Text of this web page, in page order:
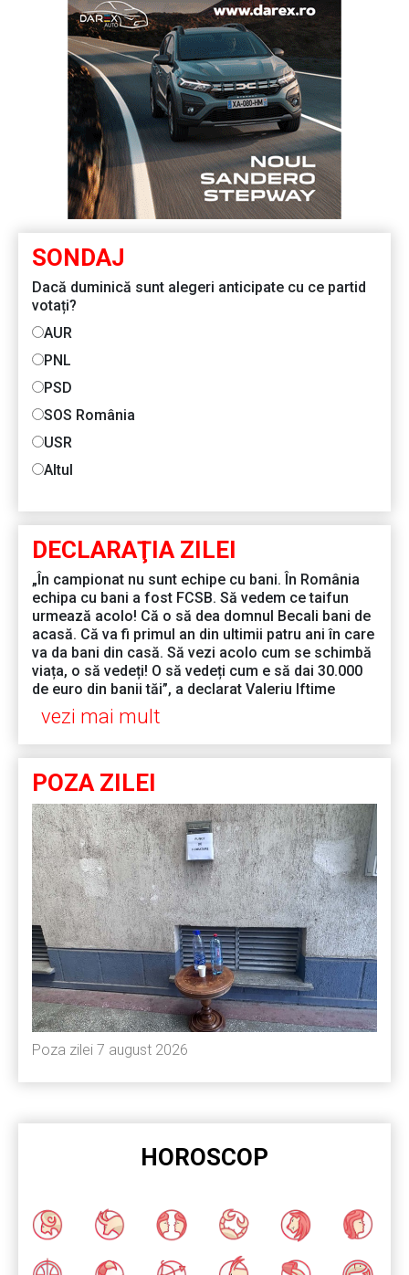
SONDAJ
Dacă duminică sunt alegeri anticipate cu ce partid
votați?
AUR
PNL
PSD
SOS România
USR
Altul
DECLARAŢIA ZILEI
„În campionat nu sunt echipe cu bani. În România
echipa cu bani a fost FCSB. Să vedem ce taifun
urmează acolo! Că o să dea domnul Becali bani de
acasă. Că va fi primul an din ultimii patru ani în care
va da bani din casă. Să vezi acolo cum se schimbă
viața, o să vedeți! O să vedeți cum e să dai 30.000
de euro din banii tăi”, a declarat Valeriu Iftime
vezi mai mult
POZA ZILEI
Poza zilei 7 august 2026
HOROSCOP